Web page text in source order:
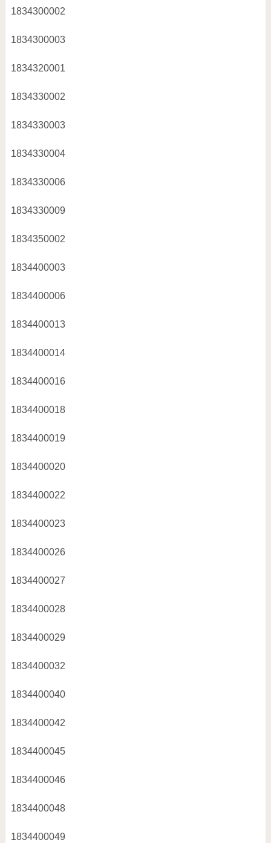
1834300002
1834300003
1834320001
1834330002
1834330003
1834330004
1834330006
1834330009
1834350002
1834400003
1834400006
1834400013
1834400014
1834400016
1834400018
1834400019
1834400020
1834400022
1834400023
1834400026
1834400027
1834400028
1834400029
1834400032
1834400040
1834400042
1834400045
1834400046
1834400048
1834400049